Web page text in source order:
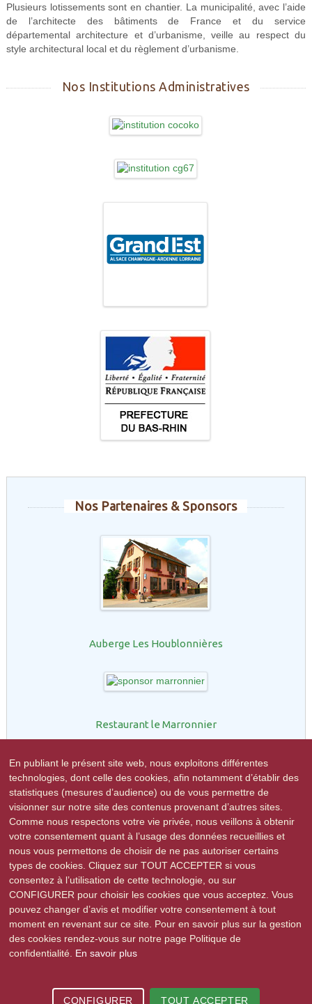
Plusieurs lotissements sont en chantier. La municipalité, avec l’aide
de l’architecte des bâtiments de France et du service
départemental architecture et d’urbanisme, veille au respect du
style architectural local et du règlement d’urbanisme.
Nos Institutions Administratives
Nos Partenaires & Sponsors
Auberge Les Houblonnières
Restaurant le Marronnier
Strasbourg
En publiant le présent site web, nous exploitons différentes
technologies, dont celle des cookies, afin notamment d’établir des
statistiques (mesures d’audience) ou de vous permettre de
visionner sur notre site des contenus provenant d’autres sites.
Comme nous respectons votre vie privée, nous veillons à obtenir
votre consentement quant à l’usage des données recueillies et
nous vous permettons de choisir de ne pas autoriser certains
types de cookies. Cliquez sur TOUT ACCEPTER si vous
consentez à l’utilisation de cette technologie, ou sur
CONFIGURER pour choisir les cookies que vous acceptez. Vous
pouvez changer d’avis et modifier votre consentement à tout
moment en revenant sur ce site. Pour en savoir plus sur la gestion
des cookies rendez-vous sur notre page Politique de
confidentialité. En savoir plus
CONFIGURER TOUT ACCEPTER